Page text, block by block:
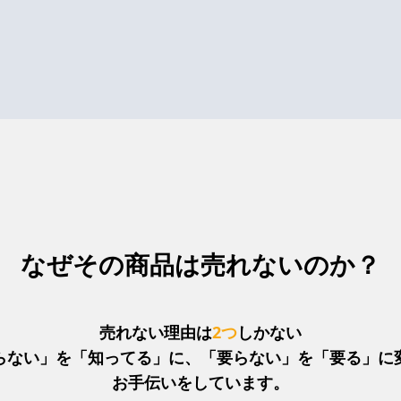
なぜその商品は売れないのか？
売れない理由は2つしかない
ない」を「知ってる」に、「要らない」を「要る」に
お手伝いをしています。